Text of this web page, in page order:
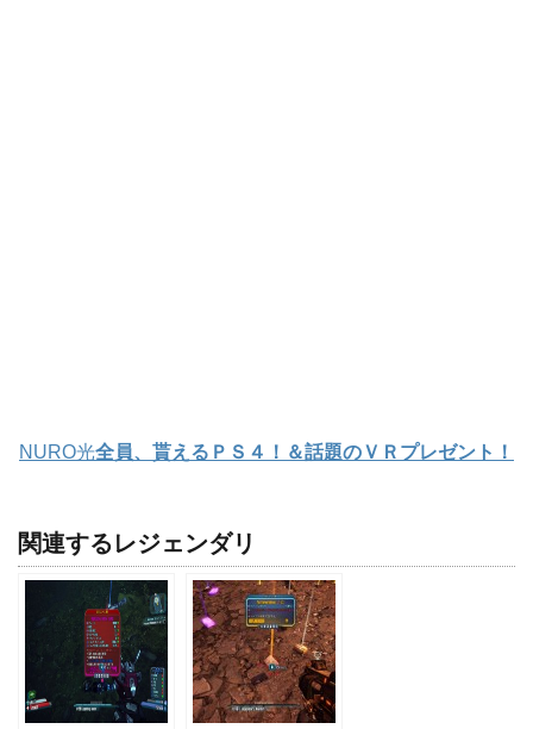
NURO光全員、貰えるＰＳ４！＆話題のＶＲプレゼント！
関連するレジェンダリ